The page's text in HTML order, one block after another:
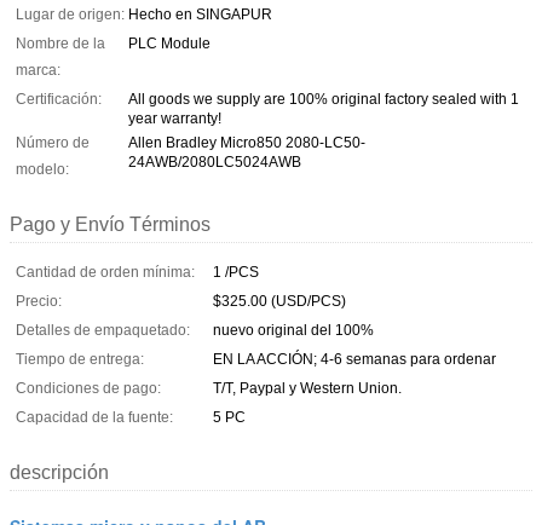
Lugar de origen: Hecho en SINGAPUR
Nombre de la
marca:
PLC Module
Certificación:
All goods we supply are 100% original factory sealed with 1
year warranty!
Número de
modelo:
Allen Bradley Micro850 2080-LC50-
24AWB/2080LC5024AWB
Pago y Envío Términos
Cantidad de orden mínima:
1 /PCS
Precio:
$325.00 (USD/PCS)
Detalles de empaquetado:
nuevo original del 100%
Tiempo de entrega:
EN LA ACCIÓN; 4-6 semanas para ordenar
Condiciones de pago:
T/T, Paypal y Western Union.
Capacidad de la fuente:
5 PC
descripción